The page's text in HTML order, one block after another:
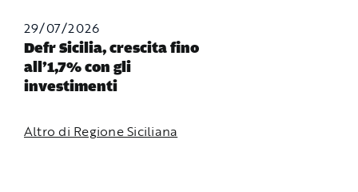
29/07/2026
Defr Sicilia, crescita fino
all’1,7% con gli
investimenti
Altro di Regione Siciliana